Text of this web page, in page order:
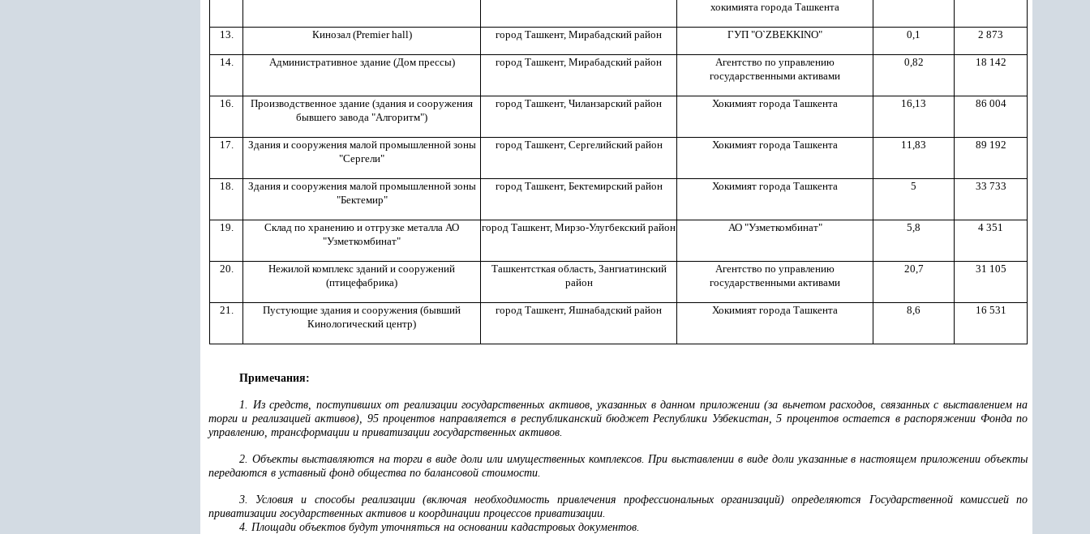
хокимията города Ташкента
13. Кинозал (Premier hall) город Ташкент, Мирабадский район ГУП "O`ZBEKKINO" 0,1 2 873
14. Административное здание (Дом прессы) город Ташкент, Мирабадский район
Агентство по управлению
государственными активами
0,82 18 142
16.
Производственное здание (здания и сооружения
бывшего завода "Алгоритм")
город Ташкент, Чиланзарский район Хокимият города Ташкента 16,13 86 004
17.
Здания и сооружения малой промышленной зоны
"Сергели"
город Ташкент, Сергелийский район Хокимият города Ташкента 11,83 89 192
18.
Здания и сооружения малой промышленной зоны
"Бектемир"
город Ташкент, Бектемирский район Хокимият города Ташкента 5 33 733
19.
Склад по хранению и отгрузке металла АО
"Узметкомбинат"
город Ташкент, Мирзо-Улугбекский район АО "Узметкомбинат" 5,8 4 351
20.
Нежилой комплекс зданий и сооружений
(птицефабрика)
Ташкентсткая область, Зангиатинский
район
Агентство по управлению
государственными активами
20,7 31 105
21.
Пустующие здания и сооружения (бывший
Кинологический центр)
город Ташкент, Яшнабадский район Хокимият города Ташкента 8,6 16 531
Примечания:
1. Из средств, поступивших от реализации государственных активов, указанных в данном приложении (за вычетом расходов, связанных с выставлением на
торги и реализацией активов), 95 процентов направляется в республиканский бюджет Республики Узбекистан, 5 процентов остается в распоряжении Фонда по
управлению, трансформации и приватизации государственных активов.
2. Объекты выставляются на торги в виде доли или имущественных комплексов. При выставлении в виде доли указанные в настоящем приложении объекты
передаются в уставный фонд общества по балансовой стоимости.
3. Условия и способы реализации (включая необходимость привлечения профессиональных организаций) определяются Государственной комиссией по
приватизации государственных активов и координации процессов приватизации.
4. Площади объектов будут уточняться на основании кадастровых документов.